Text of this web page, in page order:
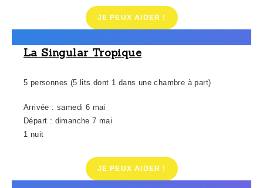
JE PEUX AIDER !
La Singular Tropique
5 personnes (5 lits dont 1 dans une chambre à part)
Arrivée : samedi 6 mai
Départ : dimanche 7 mai
1 nuit
JE PEUX AIDER !